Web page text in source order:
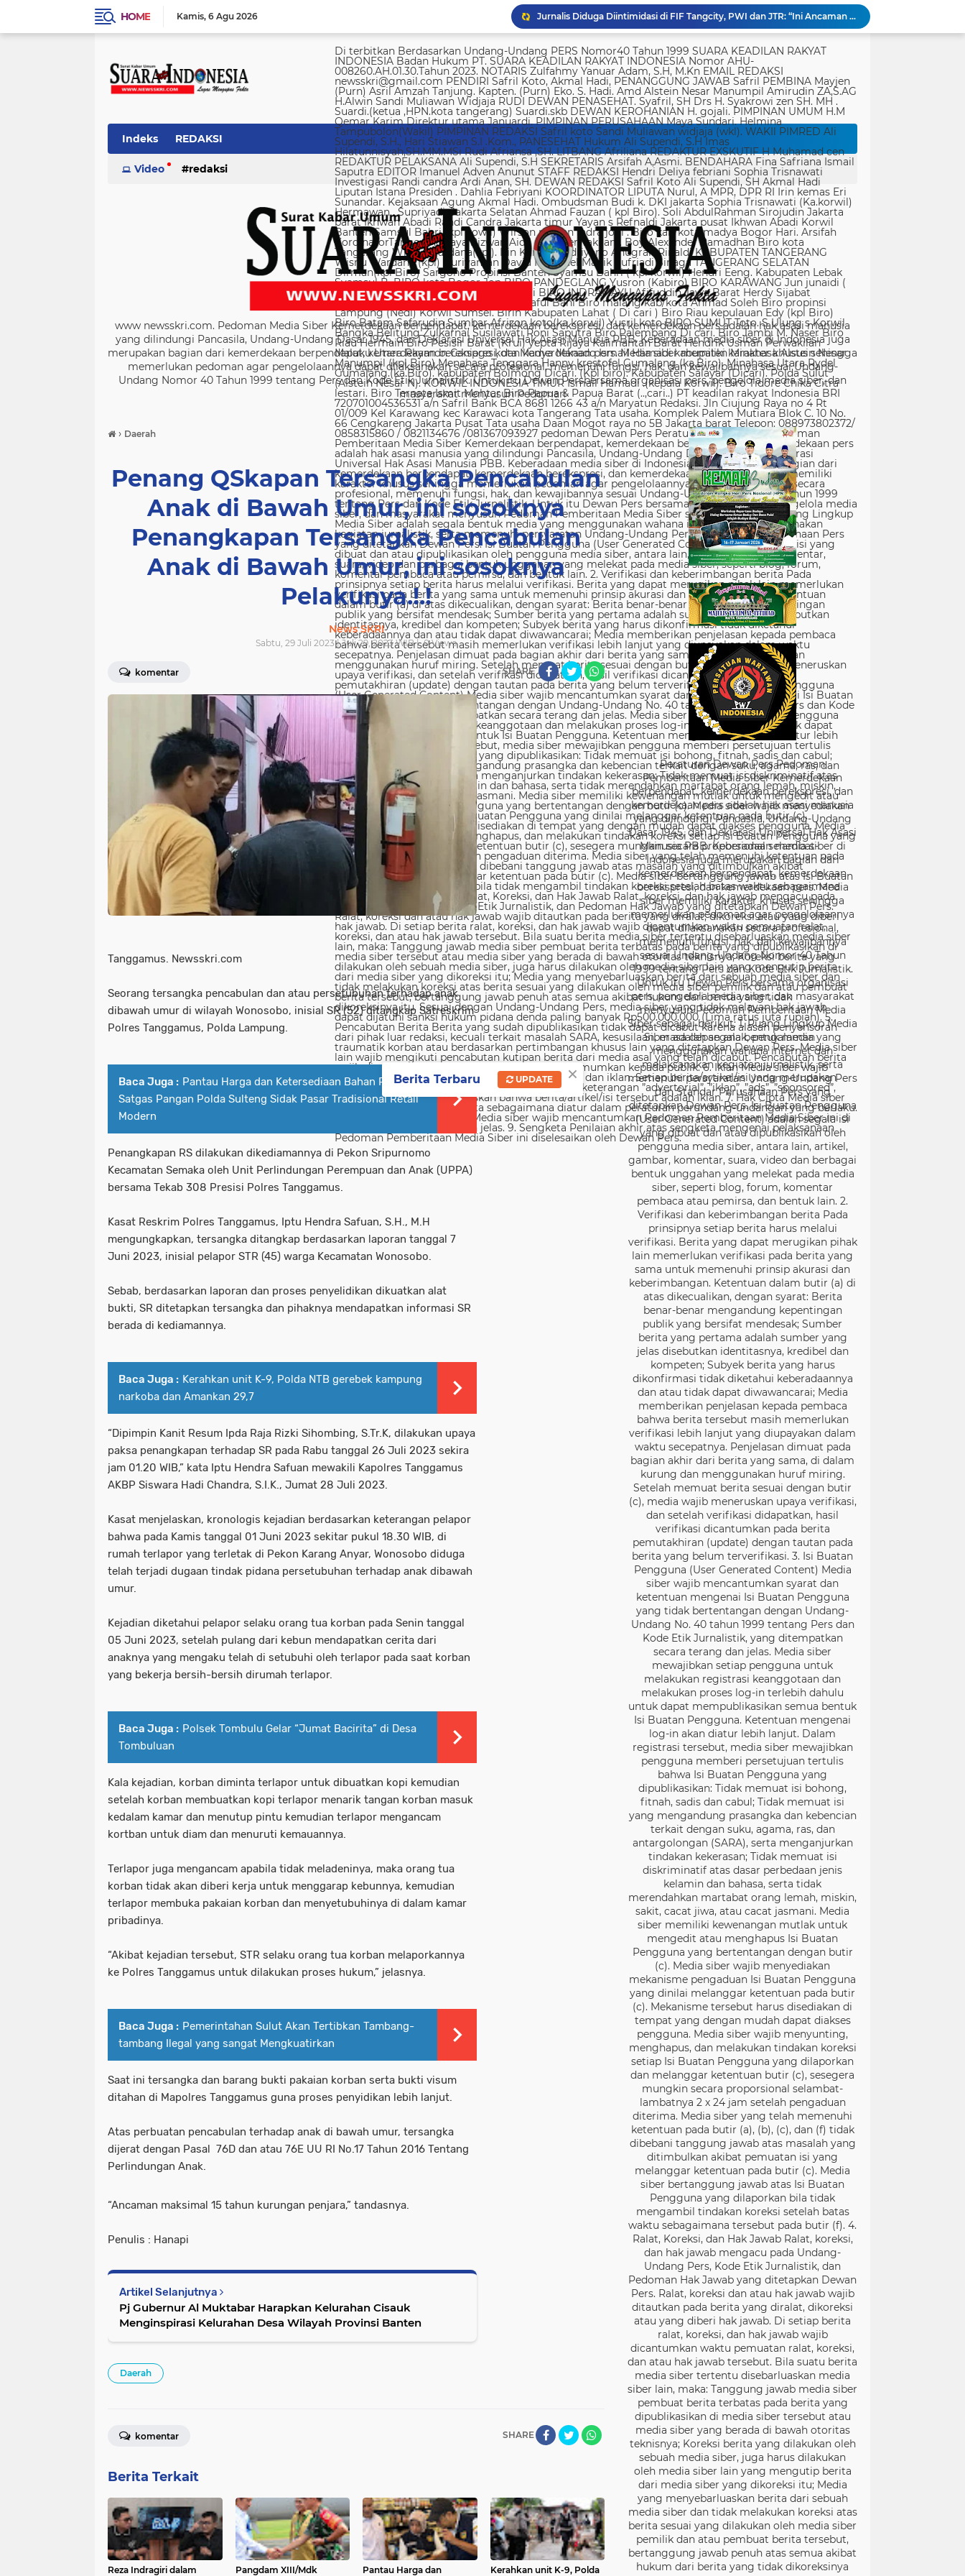
HOME Kamis 6 Agu 2026
Jurnalis Diduga Diintimidasi di FIF Tangcity, PWI dan JTR: “Ini Ancaman Serius Kebebasan Pers”
Panglima TNI Tinjau Latihan KDOL, Uji Kesiapan Operasi Lintas Udara dalam Latihan Terintegrasi TNI 2026
Imigrasi Semarang deportasi empat warga China buronan pemerintah
KPK temukan 8.500 dolar Singapura di ruangan Kepala Kanim Jaksel
JTR Bertemu DPMPD Kab. Tangerang, Bahas Dugaan Nepotisme di Desa Buaran Bambu
Di terbitkan Berdasarkan Undang-Undang PERS Nomor40 Tahun 1999 SUARA KEADILAN RAKYAT INDONESIA Badan Hukum PT. SUARA KEADILAN RAKYAT INDONESIA Nomor AHU-008260.AH.01.30.Tahun 2023. NOTARIS Zulfahmy Yanuar Adam, S.H, M.Kn EMAIL REDAKSI newsskri@gmail.com PENDIRI Safril Koto, Akmal Hadi, PENANGGUNG JAWAB Safril PEMBINA Mayjen (Purn) Asril Amzah Tanjung. Kapten. (Purn) Eko. S. Hadi. Amd Alstein Nesar Manumpil Amirudin ZA,S.AG H.Alwin Sandi Muliawan Widjaja RUDI DEWAN PENASEHAT. Syafril, SH Drs H. Syakrowi zen SH. MH . Suardi.(ketua ,HPN.kota tangerang) Suardi.skb DEWAN KEROHANIAN H. gojali. PIMPINAN UMUM H.M Qemar Karim Direktur utama Januardi. PIMPINAN PERUSAHAAN Maya Sundari. Helmina Tampubolon(Wakil) PIMPINAN REDAKSI Safril koto Sandi Muliawan widjaja (wkl). WAKIl PIMRED Ali Supendi, S.H., Hari Stiawan S.I .Kom., PANESEHAT Hukum Ali Supendi, S.H Imas Hilatunnisyah,SH.MM.MSi Rudi Afriansa ,SH. LITBANG Afriliana REDAKTUR EXSKUTIF H Muhamad cen REDAKTUR PELAKSANA Ali Supendi, S.H SEKRETARIS Arsifah A,Asmi. BENDAHARA Fina Safriana Ismail Saputra EDITOR Imanuel Adven Anunut STAFF REDAKSI Hendri Deliya febriani Sophia Trisnawati Investigasi Randi candra Ardi Anan, SH. DEWAN REDAKSI Safril Koto Ali Supendi, SH Akmal Hadi Liputan Istana Presiden . Dahlia Febriyani KOORDINATOR LIPUTA Nurul, A MPR, DPR RI Irin kemas Eri Sunandar. Kejaksaan Agung Akmal Hadi. Ombudsman Budi k. DKI jakarta Sophia Trisnawati (Ka.korwil) Hermawan . Supriyadi. Jakarta Selatan Ahmad Fauzan ( kpl Biro). Soli AbdulRahman Sirojudin Jakarta barat Ikhwan Abadi Randi Candra Jakarta timur Yayan s Refnaldi Jakarta pusat Ikhwan Abadi Korwil Banten Samsul Bahri (kpl kowil) Wirson risman Indra joni . Biro kab/kota madya Bogor Hari. Arsifah KordinatorTangerang raya Rizwan Aidil ( kpl. Perwakilan). Boy Alexander Ramadhan Biro kota Tangerang Wisnu Wardana(kpl). Irin Kamas Andriyano Anugrah Rinaldi KABUPATEN TANGERANG Wisnu Wardana (kpl) Nuriyaman David Natanael Manik Sufriadi Sinaga TANGERANG SELATAN Dirman(kpl Biro) Sargono Propinsi Banten Syamsu Bahri ( kpl korwil) Hendri Eeng. Kabupaten Lebak Syamsul B. BIRO kota Bogor Jon BIRO PANDEGLANG Yusron (Kabiro) BIRO KARAWANG Jun junaidi ( kpl Biro) Ugi . BIRO KUNINGAN Nurhadi BIRO INDRAMAYU Afifuddin Jawa Barat Herdy Sijabat (kapowil). BIRO JAWA TIMUR Sofiyan Saful Bahi Biro malang kab/kota Ahmad Soleh Biro propinsi Lampung (Nedi) Korwil Sumsel. Birin Kabupaten Lahat ( Di cari ) Biro Riau kepulauan Edy (kpl Biro) Biro Batam Safarudin Sumbar Afrizon koto(ka korwil) Yusril koto BIRO SUMUT Toto. S Ulung s Korwil Bangka Belitung Zulkarnai Susilawati Roni Saputra Biro Palembang Di cari. Biro Jambi M. Naser Biro Riau Hermain Biro Pesisir Barat (Krui) yepta Rijaya Kalimantan Barat Hendrik Usman Perwakilan Maluku Utara Raymon Caniago kota Madya Manado Ismail Hamadi kabupaten Minahasa Alstein Nesar Manumpil (kpl Biro) Menahasa Tenggara Hanny krestofel Gumalang (ka.Biro). Minahasa Utara Rydel Gumalang.(ka.Biro). kabupaten Bolmong Dicari. (Kpl biro). Kabupaten Salayar (Dicari). Polda Sulut (Alstein Nesar N). KORWIL INDONESIA TIMUR Ismail Hamadi .(kepala Korwil). Biro Tidore Chika Citra lestari. Biro Ternate Ismit Mohtar Biro Papua & Papua Barat (..,cari..) PT keadilan rakyat Indonesia BRI 720701004536531 a/n Safril Bank BCA 8681 1266 43 a/n Maryatun Redaksi. Jln Ciujung Raya no 4 Rt 01/009 Kel Karawang kec Karawaci kota Tangerang Tata usaha. Komplek Palem Mutiara Blok C. 10 No. 66 Cengkareng Jakarta Pusat Tata usaha Daan Mogot raya no 5B Jakarta barat Telepon: 088973802372/ 0858315860 / 0821134676 /081367093927 pedoman Dewan Pers Peraturan Dewan Pers Pedoman Pemberitaan Media Siber Kemerdekaan berpendapat, kemerdekaan berekspresi, dan kemerdekaan pers adalah hak asasi manusia yang dilindungi Pancasila, Undang-Undang Dasar 1945, dan Deklarasi Universal Hak Asasi Manusia PBB. Keberadaan media siber di Indonesia juga merupakan bagian dari kemerdekaan berpendapat, kemerdekaan berekspresi, dan kemerdekaan pers. Media siber memiliki karakter khusus sehingga memerlukan pedoman agar pengelolaannya dapat dilaksanakan secara profesional, memenuhi fungsi, hak, dan kewajibannya sesuai Undang-Undang Nomor 40 Tahun 1999 tentang Pers dan Kode Etik Jurnalistik. Untuk itu Dewan Pers bersama organisasi pers, pengelola media siber, dan masyarakat menyusun Pedoman Pemberitaan Media Siber sebagai berikut: 1. Ruang Lingkup Media Siber adalah segala bentuk media yang menggunakan wahana internet dan melaksanakan kegiatan jurnalistik, serta memenuhi persyaratan Undang-Undang Pers dan Standar Perusahaan Pers yang ditetapkan Dewan Pers. Isi Buatan Pengguna (User Generated Content) adalah segala isi yang dibuat dan atau dipublikasikan oleh pengguna media siber, antara lain, artikel, gambar, komentar, suara, video dan berbagai bentuk unggahan yang melekat pada media siber, seperti blog, forum, komentar pembaca atau pemirsa, dan bentuk lain. 2. Verifikasi dan keberimbangan berita Pada prinsipnya setiap berita harus melalui verifikasi. Berita yang dapat merugikan pihak lain memerlukan verifikasi pada berita yang sama untuk memenuhi prinsip akurasi dan keberimbangan. Ketentuan dalam butir (a) di atas dikecualikan, dengan syarat: Berita benar-benar mengandung kepentingan publik yang bersifat mendesak; Sumber berita yang pertama adalah sumber yang jelas disebutkan identitasnya, kredibel dan kompeten; Subyek berita yang harus dikonfirmasi tidak diketahui keberadaannya dan atau tidak dapat diwawancarai; Media memberikan penjelasan kepada pembaca bahwa berita tersebut masih memerlukan verifikasi lebih lanjut yang diupayakan dalam waktu secepatnya. Penjelasan dimuat pada bagian akhir dari berita yang sama, di dalam kurung dan menggunakan huruf miring. Setelah memuat berita sesuai dengan butir (c), media wajib meneruskan upaya verifikasi, dan setelah verifikasi didapatkan, hasil verifikasi dicantumkan pada berita pemutakhiran (update) dengan tautan pada berita yang belum terverifikasi. 3. Isi Buatan Pengguna (User Generated Content) Media siber wajib mencantumkan syarat dan ketentuan mengenai Isi Buatan Pengguna yang tidak bertentangan dengan Undang-Undang No. 40 tahun 1999 tentang Pers dan Kode Etik Jurnalistik, yang ditempatkan secara terang dan jelas. Media siber mewajibkan setiap pengguna untuk melakukan registrasi keanggotaan dan melakukan proses log-in terlebih dahulu untuk dapat mempublikasikan semua bentuk Isi Buatan Pengguna. Ketentuan mengenai log-in akan diatur lebih lanjut. Dalam registrasi tersebut, media siber mewajibkan pengguna memberi persetujuan tertulis bahwa Isi Buatan Pengguna yang dipublikasikan: Tidak memuat isi bohong, fitnah, sadis dan cabul; Tidak memuat isi yang mengandung prasangka dan kebencian terkait dengan suku, agama, ras, dan antargolongan (SARA), serta menganjurkan tindakan kekerasan; Tidak memuat isi diskriminatif atas dasar perbedaan jenis kelamin dan bahasa, serta tidak merendahkan martabat orang lemah, miskin, sakit, cacat jiwa, atau cacat jasmani. Media siber memiliki kewenangan mutlak untuk mengedit atau menghapus Isi Buatan Pengguna yang bertentangan dengan butir (c). Media siber wajib menyediakan mekanisme pengaduan Isi Buatan Pengguna yang dinilai melanggar ketentuan pada butir (c). Mekanisme tersebut harus disediakan di tempat yang dengan mudah dapat diakses pengguna. Media siber wajib menyunting, menghapus, dan melakukan tindakan koreksi setiap Isi Buatan Pengguna yang dilaporkan dan melanggar ketentuan butir (c), sesegera mungkin secara proporsional selambat-lambatnya 2 x 24 jam setelah pengaduan diterima. Media siber yang telah memenuhi ketentuan pada butir (a), (b), (c), dan (f) tidak dibebani tanggung jawab atas masalah yang ditimbulkan akibat pemuatan isi yang melanggar ketentuan pada butir (c). Media siber bertanggung jawab atas Isi Buatan Pengguna yang dilaporkan bila tidak mengambil tindakan koreksi setelah batas waktu sebagaimana tersebut pada butir (f). 4. Ralat, Koreksi, dan Hak Jawab Ralat, koreksi, dan hak jawab mengacu pada Undang-Undang Pers, Kode Etik Jurnalistik, dan Pedoman Hak Jawab yang ditetapkan Dewan Pers. Ralat, koreksi dan atau hak jawab wajib ditautkan pada berita yang diralat, dikoreksi atau yang diberi hak jawab. Di setiap berita ralat, koreksi, dan hak jawab wajib dicantumkan waktu pemuatan ralat, koreksi, dan atau hak jawab tersebut. Bila suatu berita media siber tertentu disebarluaskan media siber lain, maka: Tanggung jawab media siber pembuat berita terbatas pada berita yang dipublikasikan di media siber tersebut atau media siber yang berada di bawah otoritas teknisnya; Koreksi berita yang dilakukan oleh sebuah media siber, juga harus dilakukan oleh media siber lain yang mengutip berita dari media siber yang dikoreksi itu; Media yang menyebarluaskan berita dari sebuah media siber dan tidak melakukan koreksi atas berita sesuai yang dilakukan oleh media siber pemilik dan atau pembuat berita tersebut, bertanggung jawab penuh atas semua akibat hukum dari berita yang tidak dikoreksinya itu. Sesuai dengan Undang-Undang Pers, media siber yang tidak melayani hak jawab dapat dijatuhi sanksi hukum pidana denda paling banyak Rp500.000.000 (Lima ratus juta rupiah). 5. Pencabutan Berita Berita yang sudah dipublikasikan tidak dapat dicabut karena alasan penyensoran dari pihak luar redaksi, kecuali terkait masalah SARA, kesusilaan, masa depan anak, pengalaman traumatik korban atau berdasarkan pertimbangan khusus lain yang ditetapkan Dewan Pers. Media siber lain wajib mengikuti pencabutan kutipan berita dari media asal yang telah dicabut. Pencabutan berita wajib disertai dengan alasan pencabutan dan diumumkan kepada publik. 6. Iklan Media siber wajib membedakan dengan tegas antara produk berita dan iklan. Setiap berita/artikel/isi yang merupakan iklan dan atau isi berbayar wajib mencantumkan keterangan ”advertorial”, ”iklan”, ”ads”, ”spons
Indeks REDAKSI
Video redaksi
www newsskri.com. Pedoman Media Siber Kemerdekaan berpendapat, kemerdekaan berekspresi, dan kemerdekaan pers adalah hak asasi manusia
yang dilindungi Pancasila, Undang-Undang Dasar 1945, dan Deklarasi Universal Hak Asasi Manusia PBB. Keberadaan media siber di Indonesia juga
merupakan bagian dari kemerdekaan berpendapat, kemerdekaan berekspresi, dan kemerdekaan pers. Media siber memiliki karakter khusus sehingga
memerlukan pedoman agar pengelolaannya dapat dilaksanakan secara profesional, memenuhi fungsi, hak, dan kewajibannya sesuai Undang-
Undang Nomor 40 Tahun 1999 tentang Pers dan Kode Etik Jurnalistik. Untuk itu Dewan Persbersama organisasi pers, pengelola media siber, dan
masyarakat menyusun Pedoman
› Daerah
Penang QSkapan Tersangka Pencabulan
Anak di Bawah Umur, ini sosoknya
Penangkapan Tersangka Pencabulan
Anak di Bawah Umur, ini sosoknya
Pelakunya.!.!
News SKRI
Sabtu, 29 Juli 2023 | Juli 29, 2023 WIB | 0Views
komentar SHARE
Tanggamus. Newsskri.com
Seorang tersangka pencabulan dan atau persetubuhan terhadap anak
dibawah umur di wilayah Wonosobo, inisial SR (52) ditangkap Satreskrim
Polres Tanggamus, Polda Lampung.
Baca Juga : Pantau Harga dan Ketersediaan Bahan Pokok,
Satgas Pangan Polda Sulteng Sidak Pasar Tradisional Retail
Modern
Penangkapan RS dilakukan dikediamannya di Pekon Sripurnomo
Kecamatan Semaka oleh Unit Perlindungan Perempuan dan Anak (UPPA)
bersama Tekab 308 Presisi Polres Tanggamus.
Kasat Reskrim Polres Tanggamus, Iptu Hendra Safuan, S.H., M.H
mengungkapkan, tersangka ditangkap berdasarkan laporan tanggal 7
Juni 2023, inisial pelapor STR (45) warga Kecamatan Wonosobo.
Sebab, berdasarkan laporan dan proses penyelidikan dikuatkan alat
bukti, SR ditetapkan tersangka dan pihaknya mendapatkan informasi SR
berada di kediamannya.
Baca Juga : Kerahkan unit K-9, Polda NTB gerebek kampung
narkoba dan Amankan 29,7
“Dipimpin Kanit Resum Ipda Raja Rizki Sihombing, S.Tr.K, dilakukan upaya
paksa penangkapan terhadap SR pada Rabu tanggal 26 Juli 2023 sekira
jam 01.20 WIB,” kata Iptu Hendra Safuan mewakili Kapolres Tanggamus
AKBP Siswara Hadi Chandra, S.I.K., Jumat 28 Juli 2023.
Kasat menjelaskan, kronologis kejadian berdasarkan keterangan pelapor
bahwa pada Kamis tanggal 01 Juni 2023 sekitar pukul 18.30 WIB, di
rumah terlapor yang terletak di Pekon Karang Anyar, Wonosobo diduga
telah terjadi dugaan tindak pidana persetubuhan terhadap anak dibawah
umur.
Kejadian diketahui pelapor selaku orang tua korban pada Senin tanggal
05 Juni 2023, setelah pulang dari kebun mendapatkan cerita dari
anaknya yang mengaku telah di setubuhi oleh terlapor pada saat korban
yang bekerja bersih-bersih dirumah terlapor.
Baca Juga : Polsek Tombulu Gelar “Jumat Bacirita” di Desa
Tombuluan
Kala kejadian, korban diminta terlapor untuk dibuatkan kopi kemudian
setelah korban membuatkan kopi terlapor menarik tangan korban masuk
kedalam kamar dan menutup pintu kemudian terlapor mengancam
kortban untuk diam dan menuruti kemauannya.
Terlapor juga mengancam apabila tidak meladeninya, maka orang tua
korban tidak akan diberi kerja untuk menggarap kebunnya, kemudian
terlapor membuka pakaian korban dan menyetubuhinya di dalam kamar
pribadinya.
“Akibat kejadian tersebut, STR selaku orang tua korban melaporkannya
ke Polres Tanggamus untuk dilakukan proses hukum,” jelasnya.
Baca Juga : Pemerintahan Sulut Akan Tertibkan Tambang-
tambang Ilegal yang sangat Mengkuatirkan
Saat ini tersangka dan barang bukti pakaian korban serta bukti visum
ditahan di Mapolres Tanggamus guna proses penyidikan lebih lanjut.
Atas perbuatan pencabulan terhadap anak di bawah umur, tersangka
dijerat dengan Pasal 76D dan atau 76E UU RI No.17 Tahun 2016 Tentang
Perlindungan Anak.
“Ancaman maksimal 15 tahun kurungan penjara,” tandasnya.
Penulis : Hanapi
Artikel Selanjutnya
Pj Gubernur Al Muktabar Harapkan Kelurahan Cisauk
Menginspirasi Kelurahan Desa Wilayah Provinsi Banten
Daerah
SHARE
komentar
Berita Terkait
Reza Indragiri dalam Pangdam XIII/Mdk Pantau Harga dan Kerahkan unit K-9, Polda
Peraturan Dewan Pers Pedoman
Pemberitaan Media Siber Kemerdekaan
berpendapat, kemerdekaan berekspresi, dan
kemerdekaan pers adalah hak asasi manusia
yang dilindungi Pancasila, Undang-Undang
Dasar 1945, dan Deklarasi Universal Hak Asasi
Manusia PBB. Keberadaan media siber di
Indonesia juga merupakan bagian dari
kemerdekaan berpendapat, kemerdekaan
berekspresi, dan kemerdekaan pers. Media
siber memiliki karakter khusus sehingga
memerlukan pedoman agar pengelolaannya
dapat dilaksanakan secara profesional,
memenuhi fungsi, hak, dan kewajibannya
sesuai Undang-Undang Nomor 40 Tahun
1999 tentang Pers dan Kode Etik Jurnalistik.
Untuk itu Dewan Pers bersama organisasi
pers, pengelola media siber, dan masyarakat
menyusun Pedoman Pemberitaan Media
Siber sebagai berikut: 1. Ruang Lingkup Media
Siber adalah segala bentuk media yang
menggunakan wahana internet dan
melaksanakan kegiatan jurnalistik, serta
memenuhi persyaratan Undang-Undang Pers
dan Standar Perusahaan Pers yang
ditetapkan Dewan Pers. Isi Buatan Pengguna
(User Generated Content) adalah segala isi
yang dibuat dan atau dipublikasikan oleh
pengguna media siber, antara lain, artikel,
gambar, komentar, suara, video dan berbagai
bentuk unggahan yang melekat pada media
siber, seperti blog, forum, komentar
pembaca atau pemirsa, dan bentuk lain. 2.
Verifikasi dan keberimbangan berita Pada
prinsipnya setiap berita harus melalui
verifikasi. Berita yang dapat merugikan pihak
lain memerlukan verifikasi pada berita yang
sama untuk memenuhi prinsip akurasi dan
keberimbangan. Ketentuan dalam butir (a) di
atas dikecualikan, dengan syarat: Berita
benar-benar mengandung kepentingan
publik yang bersifat mendesak; Sumber
berita yang pertama adalah sumber yang
jelas disebutkan identitasnya, kredibel dan
kompeten; Subyek berita yang harus
dikonfirmasi tidak diketahui keberadaannya
dan atau tidak dapat diwawancarai; Media
memberikan penjelasan kepada pembaca
bahwa berita tersebut masih memerlukan
verifikasi lebih lanjut yang diupayakan dalam
waktu secepatnya. Penjelasan dimuat pada
bagian akhir dari berita yang sama, di dalam
kurung dan menggunakan huruf miring.
Setelah memuat berita sesuai dengan butir
(c), media wajib meneruskan upaya verifikasi,
dan setelah verifikasi didapatkan, hasil
verifikasi dicantumkan pada berita
pemutakhiran (update) dengan tautan pada
berita yang belum terverifikasi. 3. Isi Buatan
Pengguna (User Generated Content) Media
siber wajib mencantumkan syarat dan
ketentuan mengenai Isi Buatan Pengguna
yang tidak bertentangan dengan Undang-
Undang No. 40 tahun 1999 tentang Pers dan
Kode Etik Jurnalistik, yang ditempatkan
secara terang dan jelas. Media siber
mewajibkan setiap pengguna untuk
melakukan registrasi keanggotaan dan
melakukan proses log-in terlebih dahulu
untuk dapat mempublikasikan semua bentuk
Isi Buatan Pengguna. Ketentuan mengenai
log-in akan diatur lebih lanjut. Dalam
registrasi tersebut, media siber mewajibkan
pengguna memberi persetujuan tertulis
bahwa Isi Buatan Pengguna yang
dipublikasikan: Tidak memuat isi bohong,
fitnah, sadis dan cabul; Tidak memuat isi
yang mengandung prasangka dan kebencian
terkait dengan suku, agama, ras, dan
antargolongan (SARA), serta menganjurkan
tindakan kekerasan; Tidak memuat isi
diskriminatif atas dasar perbedaan jenis
kelamin dan bahasa, serta tidak
merendahkan martabat orang lemah, miskin,
sakit, cacat jiwa, atau cacat jasmani. Media
siber memiliki kewenangan mutlak untuk
mengedit atau menghapus Isi Buatan
Pengguna yang bertentangan dengan butir
(c). Media siber wajib menyediakan
mekanisme pengaduan Isi Buatan Pengguna
yang dinilai melanggar ketentuan pada butir
(c). Mekanisme tersebut harus disediakan di
tempat yang dengan mudah dapat diakses
pengguna. Media siber wajib menyunting,
menghapus, dan melakukan tindakan koreksi
setiap Isi Buatan Pengguna yang dilaporkan
dan melanggar ketentuan butir (c), sesegera
mungkin secara proporsional selambat-
lambatnya 2 x 24 jam setelah pengaduan
diterima. Media siber yang telah memenuhi
ketentuan pada butir (a), (b), (c), dan (f) tidak
dibebani tanggung jawab atas masalah yang
ditimbulkan akibat pemuatan isi yang
melanggar ketentuan pada butir (c). Media
siber bertanggung jawab atas Isi Buatan
Pengguna yang dilaporkan bila tidak
mengambil tindakan koreksi setelah batas
waktu sebagaimana tersebut pada butir (f). 4.
Ralat, Koreksi, dan Hak Jawab Ralat, koreksi,
dan hak jawab mengacu pada Undang-
Undang Pers, Kode Etik Jurnalistik, dan
Pedoman Hak Jawab yang ditetapkan Dewan
Pers. Ralat, koreksi dan atau hak jawab wajib
ditautkan pada berita yang diralat, dikoreksi
atau yang diberi hak jawab. Di setiap berita
ralat, koreksi, dan hak jawab wajib
dicantumkan waktu pemuatan ralat, koreksi,
dan atau hak jawab tersebut. Bila suatu berita
media siber tertentu disebarluaskan media
siber lain, maka: Tanggung jawab media siber
pembuat berita terbatas pada berita yang
dipublikasikan di media siber tersebut atau
media siber yang berada di bawah otoritas
teknisnya; Koreksi berita yang dilakukan oleh
sebuah media siber, juga harus dilakukan
oleh media siber lain yang mengutip berita
dari media siber yang dikoreksi itu; Media
yang menyebarluaskan berita dari sebuah
media siber dan tidak melakukan koreksi atas
berita sesuai yang dilakukan oleh media siber
pemilik dan atau pembuat berita tersebut,
bertanggung jawab penuh atas semua akibat
hukum dari berita yang tidak dikoreksinya
×
Berita Terbaru UPDATE